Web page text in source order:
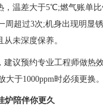
温差大于5℃;燃气账单比
周超过3次;机身出现明显
未深度保养。
议预约专业工程师做热效
大于1000ppm时必须更换。
炉陪伴你更久